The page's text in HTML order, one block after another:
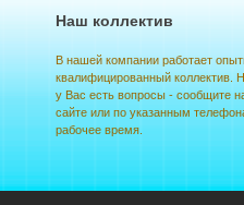
Наш коллектив
В нашей компании работает
квалифицированный коллектив.
у Вас есть вопросы - сообщите
сайте или по указанным
рабочее время.